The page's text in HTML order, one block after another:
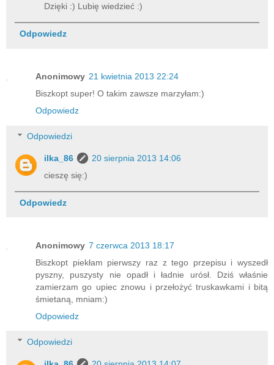
Dzięki :) Lubię wiedzieć :)
Odpowiedz
Anonimowy 21 kwietnia 2013 22:24
Biszkopt super! O takim zawsze marzyłam:)
Odpowiedz
Odpowiedzi
ilka_86
20 sierpnia 2013 14:06
cieszę się:)
Odpowiedz
Anonimowy 7 czerwca 2013 18:17
Biszkopt piekłam pierwszy raz z tego przepisu i wyszedł
pyszny, puszysty nie opadł i ładnie urósł. Dziś właśnie
zamierzam go upiec znowu i przełożyć truskawkami i bitą
śmietaną, mniam:)
Odpowiedz
Odpowiedzi